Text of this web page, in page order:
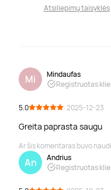
Atsiliepimų taisyklės
Mi
Mindaufas
Registruotas
5.0 · 2025-12-23
Greita paprasta saugu
Ar šis komentaras buvo
An
Andrius
Registruotas